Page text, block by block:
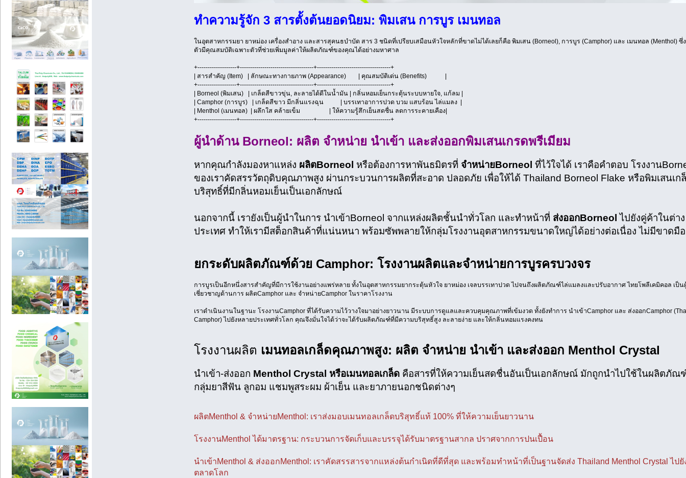
ทำความรู้จัก 3 สารตั้งต้นยอดนิยม: พิมเสน การบูร เมนทอล
ในอุตสาหกรรมยา ยาหม่อง เครื่องสำอาง และสารสุคนธบำบัด สาร 3 ชนิดที่เปรียบเสมือนหัวใจหลักที่ขาดไม่ได้เลยก็คือ พิมเสน (Borneol), การบูร (Camphor) และ เมนทอล (Menthol) ซึ่
ตัวมีคุณสมบัติเฉพาะตัวที่ช่วยเพิ่มมูลค่าให้ผลิตภัณฑ์ของคุณได้อย่างมหาศาล
+-------------------+------------------------------------+------------------------------------+
| สารสำคัญ (Item) | ลักษณะทางกายภาพ (Appearance) | คุณสมบัติเด่น (Benefits) |
+-------------------+------------------------------------+------------------------------------+
| Borneol (พิมเสน) | เกล็ดสีขาวขุ่น, ละลายได้ดีในน้ำมัน | กลิ่นหอมเย็นกระตุ้นระบบหายใจ, แก้ลม |
| Camphor (การบูร) | เกล็ดสีขาว มีกลิ่นแรงฉุน | บรรเทาอาการปวด บวม แสบร้อน ไล่แมลง |
| Menthol (เมนทอล) | ผลึกใส คล้ายเข็ม | ให้ความรู้สึกเย็นสดชื่น ลดการระคายเคือง|
+-------------------+------------------------------------+------------------------------------+
ผู้นำด้าน Borneol: ผลิต จำหน่าย นำเข้า และส่งออกพิมเสนเกรดพรีเมียม
หากคุณกำลังมองหาแหล่ง ผลิตBorneol หรือต้องการหาพันธมิตรที่ จำหน่ายBorneol ที่ไว้ใจได้ เราคือคำตอบ โรงงาน
ของเราคัดสรรวัตถุดิบคุณภาพสูง ผ่านกระบวนการผลิตที่สะอาด ปลอดภัย เพื่อให้ได้ Thailand Borneol Flake หรือพิมเสนเก
บริสุทธิ์ที่มีกลิ่นหอมเย็นเป็นเอกลักษณ์
นอกจากนี้ เรายังเป็นผู้นำในการ นำเข้าBorneol จากแหล่งผลิตชั้นนำทั่วโลก และทำหน้าที่ ส่งออกBorneolไปยังคู่ค้าในต่าง
ประเทศ ทำให้เรามีสต็อกสินค้าที่แน่นหนา พร้อมซัพพลายให้กลุ่มโรงงานอุตสาหกรรมขนาดใหญ่ได้อย่างต่อเนื่อง ไม่มีขาดมือ
ยกระดับผลิตภัณฑ์ด้วย Camphor: โรงงานผลิตและจำหน่ายการบูรครบวงจร
การบูรเป็นอีกหนึ่งสารสำคัญที่มีการใช้งานอย่างแพร่หลาย ทั้งในอุตสาหกรรมยากระตุ้นหัวใจ ยาหม่อง เจลบรรเทาปวด ไปจนถึงผลิตภัณฑ์ไล่แมลงและปรับอากาศ ไทยโพลีเคมิคอล เป็น
เชี่ยวชาญด้านการ ผลิตCamphor และ จำหน่ายCamphor ในราคาโรงงาน
เราดำเนินงานในฐานะ โรงงานCamphor ที่ได้รับความไว้วางใจมาอย่างยาวนาน มีระบบการดูแลและควบคุมคุณภาพที่เข้มงวด ทั้งยังทำการ นำเข้าCamphor และ ส่งออกCamphor
Camphor) ไปยังหลายประเทศทั่วโลก คุณจึงมั่นใจได้ว่าจะได้รับผลิตภัณฑ์ที่มีความบริสุทธิ์สูง ละลายง่าย และให้กลิ่นหอมแรงคงทน
โรงงานผลิต เมนทอลเกล็ดคุณภาพสูง: ผลิต จำหน่าย นำเข้า และส่งออก Menthol Crystal
นำเข้า-ส่งออก Menthol Crystal หรือเมนทอลเกล็ดคือสารที่ให้ความเย็นสดชื่นอันเป็นเอกลักษณ์ มักถูกนำไปใช้ในผลิตภัณ
กลุ่มยาสีฟัน ลูกอม แชมพูสระผม ผ้าเย็น และยาภายนอกชนิดต่างๆ
ผลิตMenthol & จำหน่ายMenthol: เราส่งมอบเมนทอลเกล็ดบริสุทธิ์แท้ 100% ที่ให้ความเย็นยาวนาน
โรงงานMenthol ได้มาตรฐาน: กระบวนการจัดเก็บและบรรจุได้รับมาตรฐานสากล ปราศจากการปนเปื้อน
นำเข้าMenthol & ส่งออกMenthol: เราคัดสรรสารจากแหล่งต้นกำเนิดที่ดีที่สุด และพร้อมทำหน้าที่เป็นฐานจัดส่ง Thailand Menthol Crystal ไปยั
ตลาดโลก